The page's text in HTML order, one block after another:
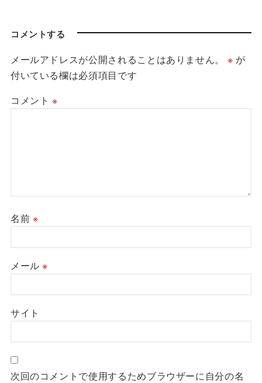
コメントする
メールアドレスが公開されることはありません。 ※ が
付いている欄は必須項目です
コメント※
名前 ※
メール※
サイト
次回のコメントで使用するためブラウザーに自分の名